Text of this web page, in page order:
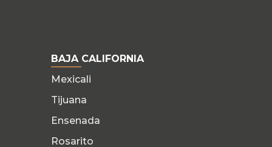
BAJA CALIFORNIA
Mexicali
Tijuana
Ensenada
Rosarito